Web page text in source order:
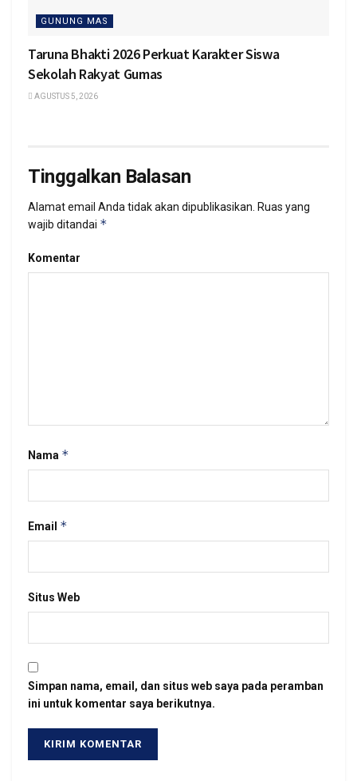
GUNUNG MAS
Taruna Bhakti 2026 Perkuat Karakter Siswa
Sekolah Rakyat Gumas
AGUSTUS 5, 2026
Tinggalkan Balasan
Alamat email Anda tidak akan dipublikasikan. Ruas yang
wajib ditandai *
Komentar
Nama *
Email *
Situs Web
Simpan nama, email, dan situs web saya pada peramban
ini untuk komentar saya berikutnya.